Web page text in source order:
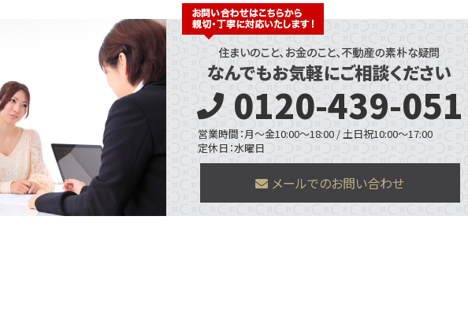
0120-439-051
営業時間：月～金10:00～18:00 / 土日祝10:00～17:00
定休日：水曜日
メールでのお問い合わせ